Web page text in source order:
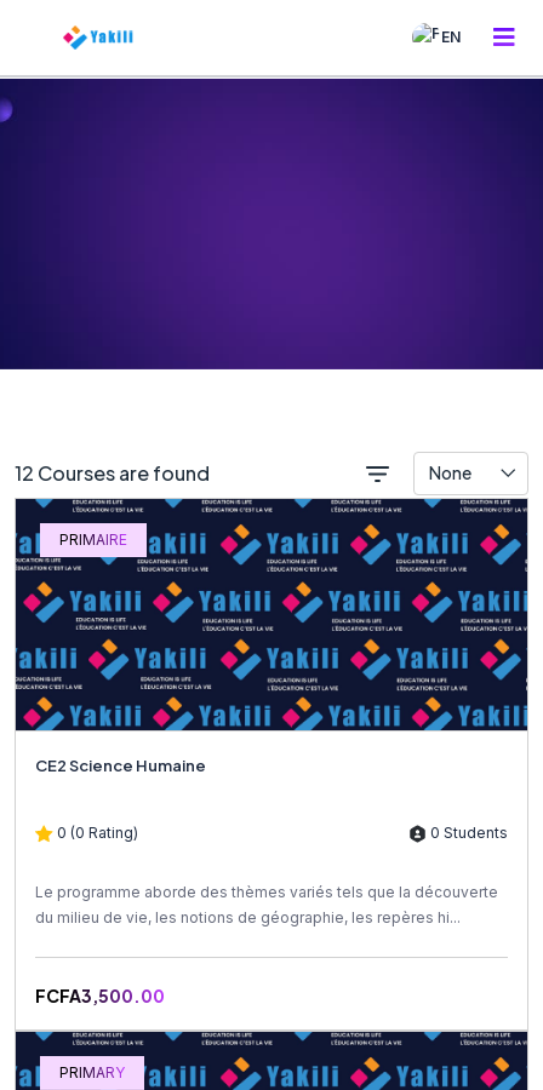
EN
12 Courses are found None
PRIMAIRE
CE2 Science Humaine
0 (0 Rating) 0 Students
Le programme aborde des thèmes variés tels que la découverte
du milieu de vie, les notions de géographie, les repères hi...
FCFA3,500.00
PRIMARY